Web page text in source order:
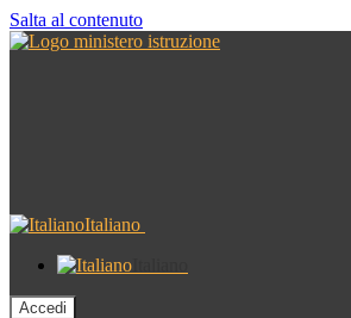
Salta al contenuto
Italiano
Accedi